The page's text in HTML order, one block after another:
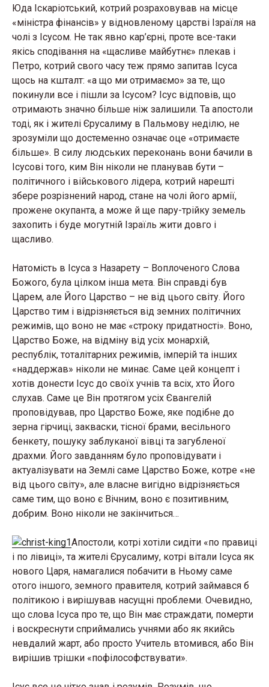
Юда Іскаріотський, котрий розраховував на місце
«міністра фінансів» у відновленому царстві Ізраїля на
чолі з Ісусом. Не так явно кар’єрні, проте все-таки
якісь сподівання на «щасливе майбутнє» плекав і
Петро, котрий свого часу теж прямо запитав Ісуса
щось на кшталт: «а що ми отримаємо» за те, що
покинули все і пішли за Ісусом? Ісус відповів, що
отримають значно більше ніж залишили. Та апостоли
тоді, як і жителі Єрусалиму в Пальмову неділю, не
зрозуміли що достеменно означає оце «отримаєте
більше». В силу людських переконань вони бачили в
Ісусові того, ким Він ніколи не планував бути –
політичного і військового лідера, котрий нарешті
збере розрізнений народ, стане на чолі його армії,
прожене окупанта, а може й ще пару-трійку земель
захопить і буде могутній Ізраїль жити довго і
щасливо.
Натомість в Ісуса з Назарету – Воплоченого Слова
Божого, була цілком інша мета. Він справді був
Царем, але Його Царство – не від цього світу. Його
Царство тим і відрізняється від земних політичних
режимів, що воно не має «строку придатності». Воно,
Царство Боже, на відміну від усіх монархій,
республік, тоталітарних режимів, імперій та інших
«наддержав» ніколи не минає. Саме цей концепт і
хотів донести Ісус до своїх учнів та всіх, хто Його
слухав. Саме це Він протягом усіх Євангелій
проповідував, про Царство Боже, яке подібне до
зерна гірчиці, закваски, тісної брами, весільного
бенкету, пошуку заблуканої вівці та загубленої
драхми. Його завданням було проповідувати і
актуалізувати на Землі саме Царство Боже, котре «не
від цього світу», але власне вигідно відрізняється
саме тим, що воно є Вічним, воно є позитивним,
добрим. Воно ніколи не закінчиться…
Апостоли, котрі хотіли сидіти «по правиці
і по лівиці», та жителі Єрусалиму, котрі вітали Ісуса як
нового Царя, намагалися побачити в Ньому саме
отого іншого, земного правителя, котрий займався б
політикою і вирішував насущні проблеми. Очевидно,
що слова Ісуса про те, що Він має страждати, померти
і воскреснути сприймались учнями або як якийсь
невдалий жарт, або просто Учитель втомився, або Він
вирішив трішки «пофілософствувати».